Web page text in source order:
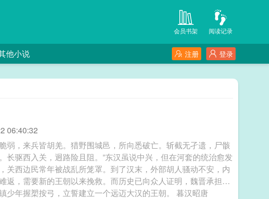
阅读记录
会员书架
他小说 登录
注册
06:40:32
弱，来兵皆胡羌。猎野围城邑，所向悉破亡。斩截无孑遗，尸骸
长驱西入关，迥路险且阻。”东汉虽说中兴，但在河套的统治愈发
关西边民常年被战乱所笼罩。到了汉末，外部胡人骚动不安，内
返，需要新的王朝以来挽救。而历史已向众人证明，魏晋承担不
起如此大任。混乱的边塞，一名边镇少年握槊按弓，立誓建立一个远迈大汉的王朝。 暮汉昭唐